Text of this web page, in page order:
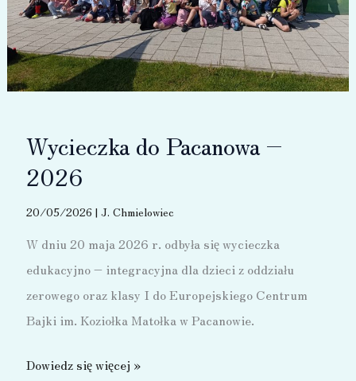
Wycieczka do Pacanowa –
2026
20/05/2026 | J. Chmielowiec
W dniu 20 maja 2026 r. odbyła się wycieczka
edukacyjno – integracyjna dla dzieci z oddziału
zerowego oraz klasy I do Europejskiego Centrum
Bajki im. Koziołka Matołka w Pacanowie.
Wycieczka
Dowiedz się więcej »